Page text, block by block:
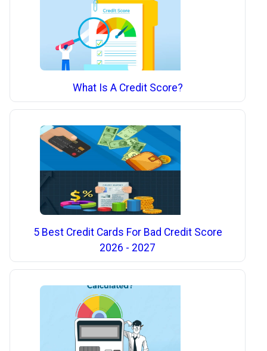
What Is A Credit Score?
5 Best Credit Cards For Bad Credit Score
2026 - 2027